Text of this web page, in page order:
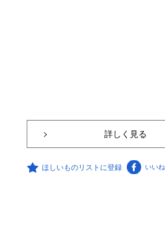
詳しく見る
ほしいものリストに登録 いいね